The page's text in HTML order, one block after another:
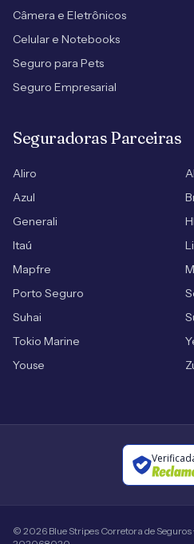
Câmera e Eletrônicos
Celular e Notebooks
Seguro para Pets
Seguro Empresarial
Seguradoras Parceiras
Aliro
Azul
Generali
Itaú
Mapfre
Porto Seguro
Suhai
Tokio Marine
Youse
© 2026 Blue Stripes Corretora de Seguros